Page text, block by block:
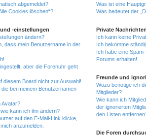
abgemeldet?
Cookies löschen“?
-einstellungen
ändern?
dass mein Benutzername in der
aber die Forenuhr geht
diesem Board nicht zur Auswahl!
bei meinem Benutzernamen
Avatar?
kann ich ihn ändern?
auf den E-Mail-Link klicke,
anzumelden.
Was ist eine
Was bedeutet der
Private
Ich kann keine
Ich bekomme
Ich habe eine
Forums erhalten!
Freunde und
Wozu benötige ich
Mitglieder?
Wie kann ich
der ignorierten
den Listen
Die Foren